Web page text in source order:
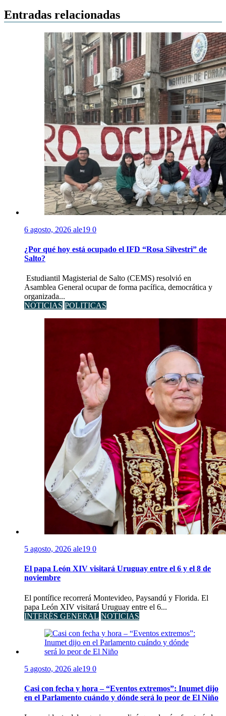
Entradas relacionadas
6 agosto, 2026 ale19 0
¿Por qué hoy está ocupado el IFD “Rosa Silvestri” de
Salto?
Estudiantil Magisterial de Salto (CEMS) resolvió en
Asamblea General ocupar de forma pacífica, democrática y
organizada...
NOTICIAS POLITICAS
5 agosto, 2026 ale19 0
El papa León XIV visitará Uruguay entre el 6 y el 8 de
noviembre
El pontífice recorrerá Montevideo, Paysandú y Florida. El
papa León XIV visitará Uruguay entre el 6...
INTERÉS GENERAL NOTICIAS
5 agosto, 2026 ale19 0
Casi con fecha y hora – “Eventos extremos”: Inumet dijo
en el Parlamento cuándo y dónde será lo peor de El Niño